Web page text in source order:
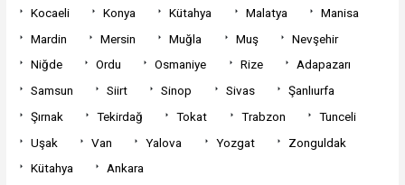
Kocaeli
Konya Kütahya Malatya
Manisa
Mardin
Mersin Muğla Muş
Nevşehir
Niğde
Ordu Osmaniye Rize
Adapazarı
Samsun
Siirt Sinop Sivas
Şanlıurfa
Şırnak
Tekirdağ Tokat Trabzon
Tunceli
Uşak
Van Yalova Yozgat
Zonguldak
Kütahya
Ankara